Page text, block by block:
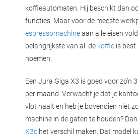
koffieautomaten. Hij beschikt dan
functies. Maar voor de meeste
espressomachineaan alle eisen
belangrijkste van al: de koffie is
noemen.
Een Jura Giga X3 is goed voor zo’n
per maand. Verwacht je dat je
vlot haalt en heb je bovendien niet
machine in de gaten te houden?
X3c het verschil maken. Dat model
van
op
gebruikt
te
website-